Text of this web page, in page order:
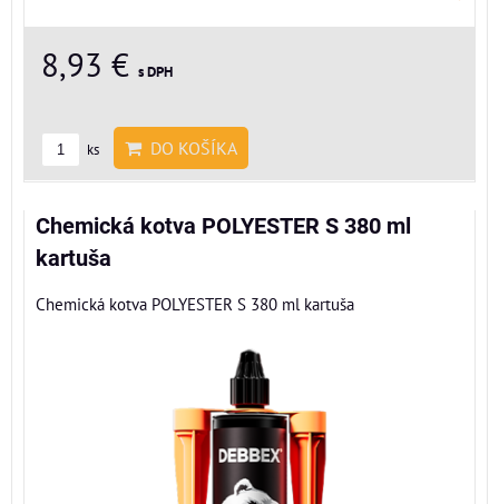
8,93 € s DPH
ks DO KOŠÍKA
Chemická kotva POLYESTER S 380 ml
kartuša
Chemická kotva POLYESTER S 380 ml kartuša